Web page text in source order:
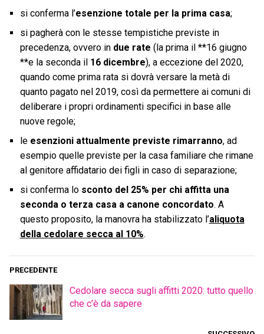
si conferma l’esenzione totale per la prima casa;
si pagherà con le stesse tempistiche previste in
precedenza, ovvero in due rate (la prima il **16 giugno
**e la seconda il 16 dicembre), a eccezione del 2020,
quando come prima rata si dovrà versare la metà di
quanto pagato nel 2019, così da permettere ai comuni di
deliberare i propri ordinamenti specifici in base alle
nuove regole;
le esenzioni attualmente previste rimarranno, ad
esempio quelle previste per la casa familiare che rimane
al genitore affidatario dei figli in caso di separazione;
si conferma lo sconto del 25% per chi affitta una
seconda o terza casa a canone concordato. A
questo proposito, la manovra ha stabilizzato l’aliquota
della cedolare secca al 10%.
PRECEDENTE
Cedolare secca sugli affitti 2020: tutto quello
che c’è da sapere